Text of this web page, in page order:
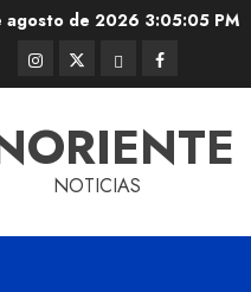
agosto de 2026 3:05:06 PM
Instagram
@EnOriente
Twitter
(X)
ThreadsFacebook
NOTICIAS